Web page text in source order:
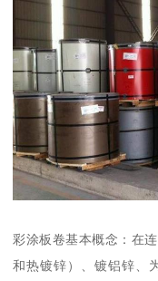
彩涂板卷基本概念：在
和热镀锌）、镀铝锌、